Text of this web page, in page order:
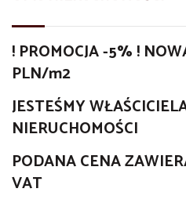
! PROMOCJA -5% !
PLN/m2
JESTEŚMY
NIERUCHOMOŚCI
PODANA CENA
VAT